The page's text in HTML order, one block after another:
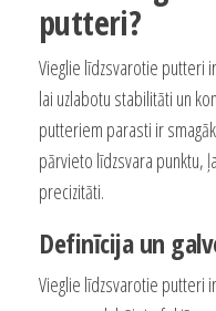
putteri?
Vieglie līdzsvarotie putteri
lai uzlabotu stabilitāti un
putteriem parasti ir
pārvieto līdzsvara punktu,
precizitāti.
Definīcija un
Vieglie līdzsvarotie putteri